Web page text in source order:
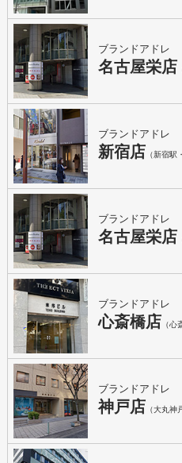
ブランドアドレ
名古屋栄店
ブランドアドレ
新宿店 （新宿駅
ブランドアドレ
名古屋栄店
ブランドアドレ
心斎橋店 （心
ブランドアドレ
神戸店 （大丸神